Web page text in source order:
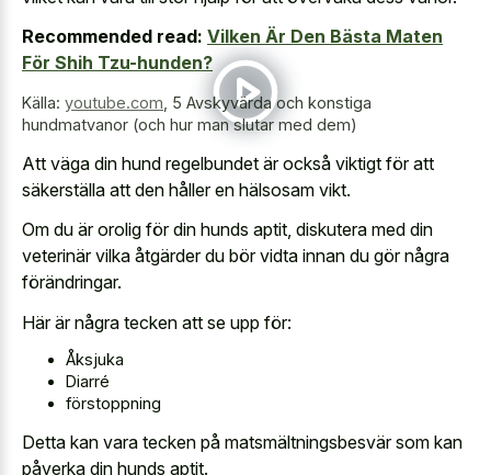
Recommended read: Vilken Är Den Bästa Maten
För Shih Tzu-hunden?
Källa: youtube.com 5 Avskyvärda och konstiga
hundmatvanor (och hur man slutar med dem)
Att väga din hund regelbundet är också viktigt för att
säkerställa att den håller en hälsosam vikt.
Om du är orolig för din hunds aptit, diskutera med din
veterinär vilka åtgärder du bör vidta innan du gör några
förändringar.
Här är några tecken att se upp för:
Åksjuka
Diarré
förstoppning
Detta kan vara tecken på matsmältningsbesvär som kan
påverka din hunds aptit.